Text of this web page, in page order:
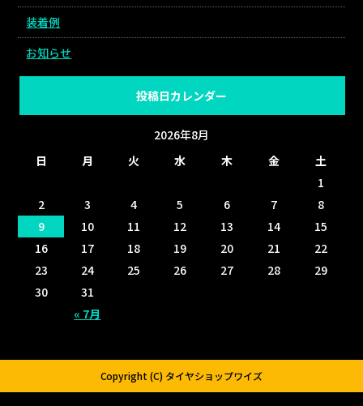
装着例
お知らせ
投稿日カレンダー
2026年8月
日
月 火 水 木 金 土
« 7月
1
2
3 4 5 6 7
8
9
10 11 12 13 14
15
16
17 18 19 20 21
22
23
24 25 26 27 28
29
30
31
Copyright (C) タイヤショップワイズ